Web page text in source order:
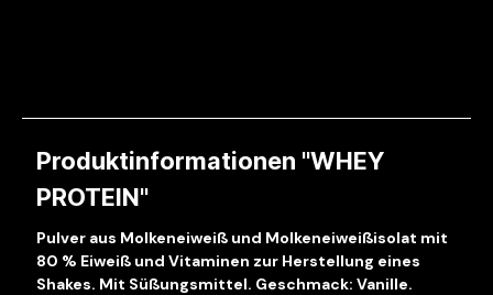
Produktinformationen "WHEY
PROTEIN"
Pulver aus Molkeneiweiß und Molkeneiweißisolat mit
80 % Eiweiß und Vitaminen zur Herstellung eines
Shakes. Mit Süßungsmittel. Geschmack: Vanille.